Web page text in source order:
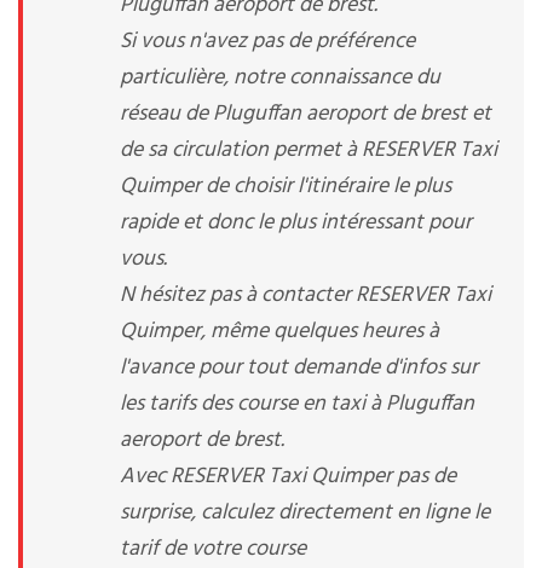
Si vous n'avez pas de préférence
particulière, notre connaissance du
réseau de Pluguffan aeroport de brest et
de sa circulation permet à RESERVER Taxi
Quimper de choisir l'itinéraire le plus
rapide et donc le plus intéressant pour
vous.
N hésitez pas à contacter RESERVER Taxi
Quimper, même quelques heures à
l'avance pour tout demande d'infos sur
les tarifs des course en taxi à Pluguffan
aeroport de brest.
Avec RESERVER Taxi Quimper pas de
surprise, calculez directement en ligne le
tarif de votre course